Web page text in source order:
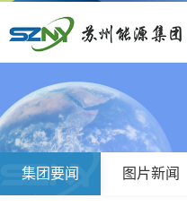
集团要闻 图片新闻